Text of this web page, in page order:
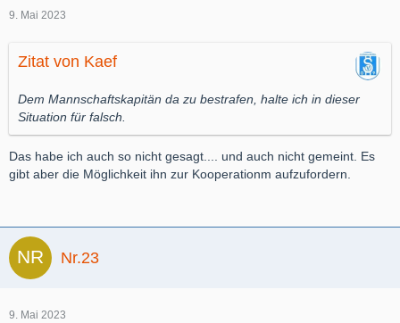
9. Mai 2023
Zitat von Kaef
Dem Mannschaftskapitän da zu bestrafen, halte ich in dieser
Situation für falsch.
Das habe ich auch so nicht gesagt.... und auch nicht gemeint. Es
gibt aber die Möglichkeit ihn zur Kooperationm aufzufordern.
Nr.23
9. Mai 2023